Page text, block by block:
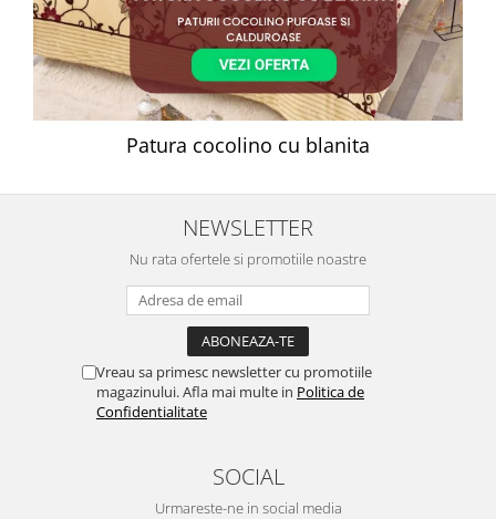
Patura cocolino cu blanita
NEWSLETTER
Nu rata ofertele si promotiile noastre
Vreau sa primesc newsletter cu promotiile
magazinului. Afla mai multe in Politica de
Confidentialitate
SOCIAL
Urmareste-ne in social media